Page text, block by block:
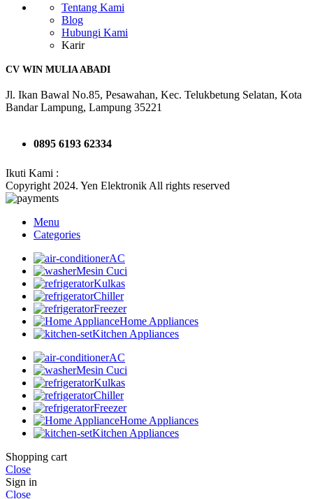
Tentang Kami
Blog
Hubungi Kami
Karir
CV WIN MULIA ABADI
Jl. Ikan Bawal No.85, Pesawahan, Kec. Telukbetung Selatan, Kota
Bandar Lampung, Lampung 35221
0895 6193 62334
Ikuti Kami :
Copyright 2024. Yen Elektronik All rights reserved
Menu
Categories
AC
Mesin Cuci
Kulkas
Chiller
Freezer
Home Appliances
Kitchen Appliances
AC
Mesin Cuci
Kulkas
Chiller
Freezer
Home Appliances
Kitchen Appliances
Shopping cart
Close
Sign in
Close